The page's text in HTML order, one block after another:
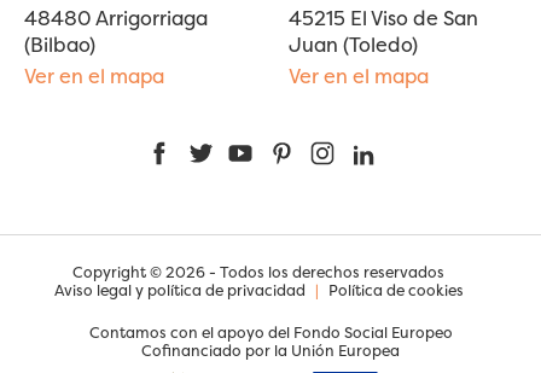
48480 Arrigorriaga
(Bilbao)
Ver en el mapa
45215 El Viso de San
Juan (Toledo)
Ver en el mapa
FacebookTwitterYouTubePinterestInstagram
Copyright © 2026 - Todos los derechos reservados
Aviso legal y política de privacidad | Política de cookies
Contamos con el apoyo del Fondo Social Europeo
Cofinanciado por la Unión Europea